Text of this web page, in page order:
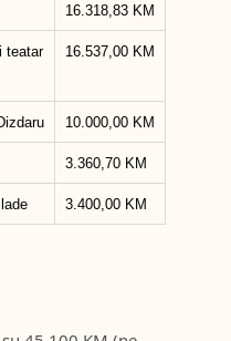
16.318,83 KM
teatar 16.537,00 KM
10.000,00 KM
3.360,70 KM
3.400,00 KM